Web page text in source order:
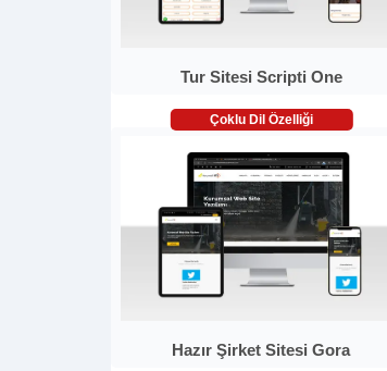
Tur Sitesi Scripti One
Çoklu Dil Özelliği
Hazır Şirket Sitesi Gora